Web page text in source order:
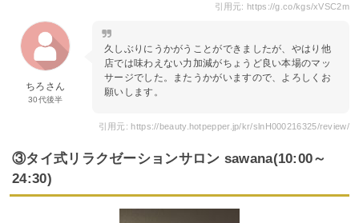
引用元: https://g.co/kgs/xVSC2m
ちろさん
30代後半
久しぶりにうかがうことができましたが、やはり他
店では味わえない力加減がちょうど良い本場のマッ
サージでした。またうかがいますので、よろしくお
願いします。
引用元: https://beauty.hotpepper.jp/kr/slnH000216325/review/
③タイ式リラクゼーションサロン sawana(10:00～
24:30)